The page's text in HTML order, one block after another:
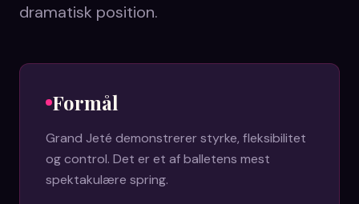
dramatisk position.
Formål
Grand Jeté demonstrerer styrke, fleksibilitet
og control. Det er et af balletens mest
spektakulære spring.